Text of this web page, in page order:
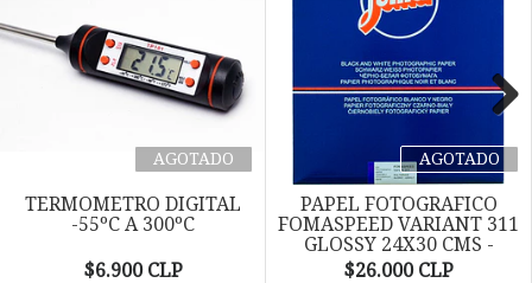
AGOTADO
TERMOMETRO DIGITAL
-55ºC A 300ºC
$6.900 CLP
AGOTADO
PAPEL FOTOGRAFICO
FOMASPEED VARIANT 311
GLOSSY 24X30 CMS -
PACK...
$26.000 CLP
Next